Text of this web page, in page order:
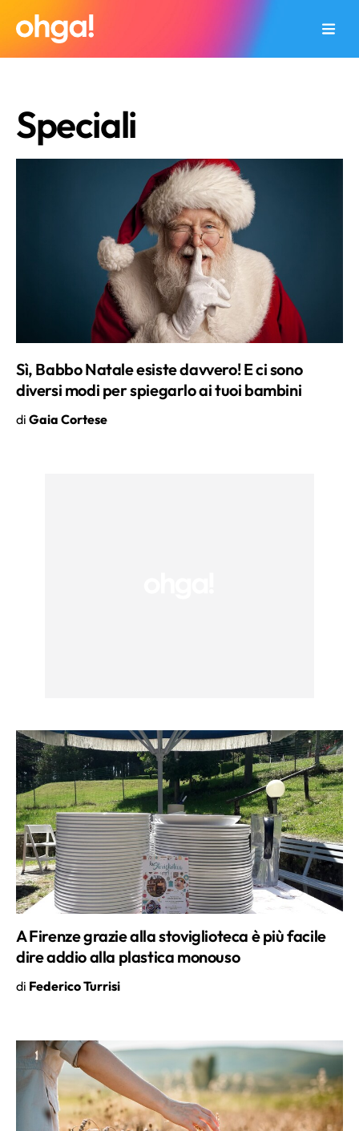
Speciali
Sì, Babbo Natale esiste davvero! E ci sono
diversi modi per spiegarlo ai tuoi bambini
di Gaia Cortese
A Firenze grazie alla stoviglioteca è più facile
dire addio alla plastica monouso
di Federico Turrisi